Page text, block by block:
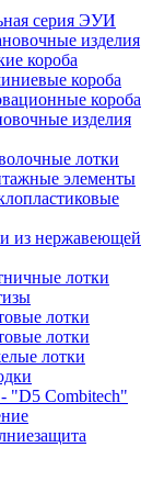
серия ЭУИ
изделия
короба
короба
короба
изделия
лотки
элементы
из нержавеющей
лотки
лотки
лотки
лотки
"D5 Combitech"